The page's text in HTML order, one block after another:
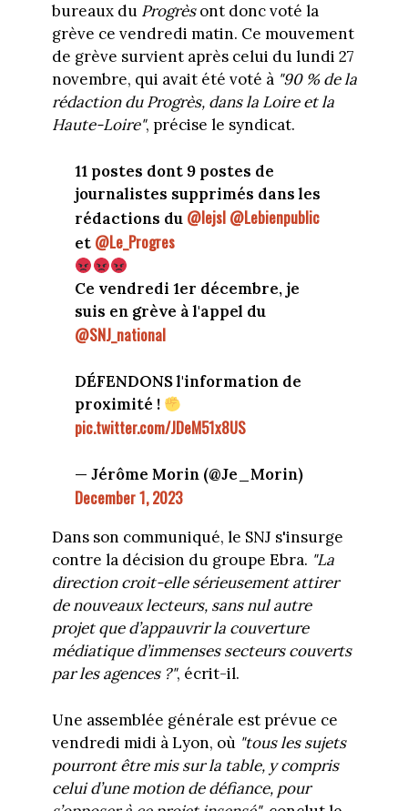
bureaux du Progrèsont donc voté la
grève ce vendredi matin. Ce mouvement
de grève survient après celui du lundi 27
novembre, qui avait été voté à "90 % de la
rédaction du Progrès, dans la Loire et la
Haute-Loire", précise le syndicat.
11 postes dont 9 postes de
journalistes supprimés dans les
rédactions du @lejsl @Lebienpublic
et @Le_Progres
Ce vendredi 1er décembre, je
suis en grève à l'appel du
@SNJ_national
DÉFENDONS l'information de
proximité !
pic.twitter.com/JDeM51x8US
— Jérôme Morin (@Je_Morin)
December 1, 2023
Dans son communiqué, le SNJ s'insurge
contre la décision du groupe Ebra. "La
direction croit-elle sérieusement attirer
de nouveaux lecteurs, sans nul autre
projet que d’appauvrir la couverture
médiatique d’immenses secteurs couverts
par les agences ?", écrit-il.
Une assemblée générale est prévue ce
vendredi midi à Lyon, où "tous les sujets
pourront être mis sur la table, y compris
celui d’une motion de défiance, pour